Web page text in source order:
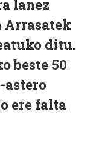
lanez
Arrasatek
ditu.
beste 50
astero
ere falta